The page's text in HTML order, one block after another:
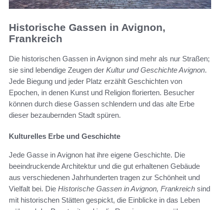
Historische Gassen in Avignon,
Frankreich
Die historischen Gassen in Avignon sind mehr als nur Straßen;
sie sind lebendige Zeugen der Kultur und Geschichte Avignon.
Jede Biegung und jeder Platz erzählt Geschichten von
Epochen, in denen Kunst und Religion florierten. Besucher
können durch diese Gassen schlendern und das alte Erbe
dieser bezaubernden Stadt spüren.
Kulturelles Erbe und Geschichte
Jede Gasse in Avignon hat ihre eigene Geschichte. Die
beeindruckende Architektur und die gut erhaltenen Gebäude
aus verschiedenen Jahrhunderten tragen zur Schönheit und
Vielfalt bei. Die Historische Gassen in Avignon, Frankreich sind
mit historischen Stätten gespickt, die Einblicke in das Leben